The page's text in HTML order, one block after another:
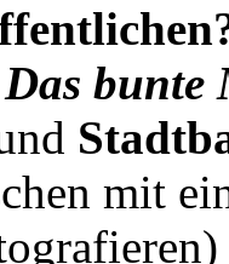
Das bunte
mit